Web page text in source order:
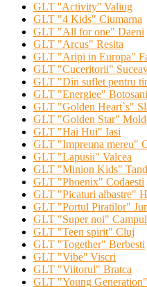
GLT ''Activity'' Valiug
GLT "4 Kids" Ciumarna
GLT "All for one" Daeni
GLT "Arcus" Resita
GLT "Aripi in Europa"
GLT "Cuceritorii"
GLT "Din suflet pentru
GLT "Energiee" Botosani
GLT "Golden Heart`s"
GLT "Golden Star"
GLT "Hai Hui" Iasi
GLT "Impreuna mereu"
GLT "Lapusii" Valcea
GLT "Minion Kids"
GLT "Phoenix" Codaesti
GLT "Picaturi albastre"
GLT "Portul Piratilor"
GLT "Super noi"
GLT "Teen spirit" Cluj
GLT "Together" Berbesti
GLT "Vibe'' Viscri
GLT "Viitorul" Bratca
GLT "Young